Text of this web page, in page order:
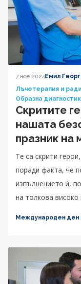
7 ное 2024Емил
Лъчетерапия и
Образна
Скритите
нашата
празник на
Те са скрити
поради факта, че
изпълнението ѝ,
на толкова високо
Международен ден